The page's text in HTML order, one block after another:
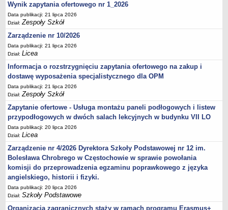
Wynik zapytania ofertowego nr 1_2026
Data publikacji: 21 lipca 2026
Dział:Zespoły Szkół
Zarządzenie nr 10/2026
Data publikacji: 21 lipca 2026
Dział:Licea
Informacja o rozstrzygnięciu zapytania ofertowego na zakup i
dostawę wyposażenia specjalistycznego dla OPM
Data publikacji: 21 lipca 2026
Dział:Zespoły Szkół
Zapytanie ofertowe - Usługa montażu paneli podłogowych i listew
przypodłogowych w dwóch salach lekcyjnych w budynku VII LO
Data publikacji: 20 lipca 2026
Dział:Licea
Zarządzenie nr 4/2026 Dyrektora Szkoły Podstawowej nr 12 im.
Bolesława Chrobrego w Częstochowie w sprawie powołania
komisji do przeprowadzenia egzaminu poprawkowego z języka
angielskiego, historii i fizyki.
Data publikacji: 20 lipca 2026
Dział:Szkoły Podstawowe
Organizacja zagranicznych staży w ramach programu Erasmus+